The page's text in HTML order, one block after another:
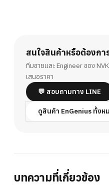
สนใจสินค้าหรือต้องกา
ทีมขายและ Engineer ของ
เสนอราคา
💬 สอบถามทาง LINE
ดูสินค้า EnGenius ทั้งห
บทความที่เกี่ยวข้อง